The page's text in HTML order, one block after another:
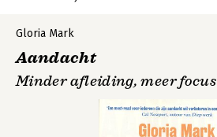
Gloria Mark
Aandacht
Minder afleiding, meer focus